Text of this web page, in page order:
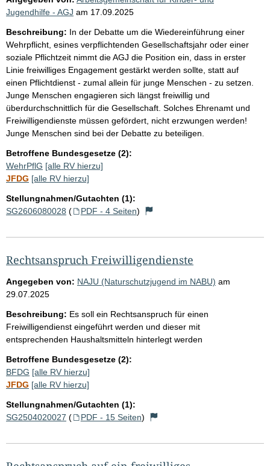
Jugendhilfe - AGJ am 17.09.2025
Beschreibung: In der Debatte um die Wiedereinführung einer
Wehrpflicht, esines verpflichtenden Gesellschaftsjahr oder einer
soziale Pflichtzeit nimmt die AGJ die Position ein, dass in erster
Linie freiwilliges Engagement gestärkt werden sollte, statt auf
einen Pflichtdienst - zumal allein für junge Menschen - zu setzen.
Junge Menschen engagieren sich längst freiwillig und
überdurchschnittlich für die Gesellschaft. Solches Ehrenamt und
Freiwilligendienste müssen gefördert, nicht erzwungen werden!
Junge Menschen sind bei der Debatte zu beteiligen.
Betroffene Bundesgesetze (2):
WehrPflG [alle RV hierzu]
JFDG [alle RV hierzu]
Stellungnahmen/Gutachten (1):
SG2606080028 ( PDF - 4 Seiten)
Rechtsanspruch Freiwilligendienste
Angegeben von: NAJU (Naturschutzjugend im NABU) am
29.07.2025
Beschreibung: Es soll ein Rechtsanspruch für einen
Freiwilligendienst eingeführt werden und dieser mit
entsprechenden Haushaltsmitteln hinterlegt werden
Betroffene Bundesgesetze (2):
BFDG [alle RV hierzu]
JFDG [alle RV hierzu]
Stellungnahmen/Gutachten (1):
SG2504020027 ( PDF - 15 Seiten)